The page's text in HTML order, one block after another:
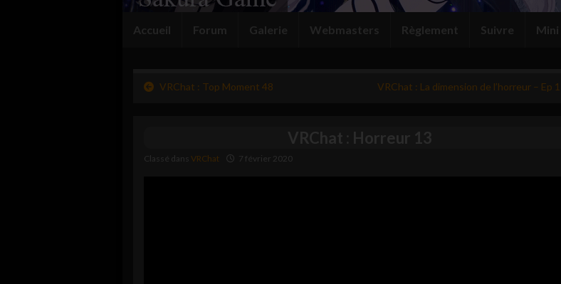
Accueil Forum Galerie Webmasters Règlement Suivre Mini
VRChat : Top Moment 48 VRChat : La dimension de l’horreur – Ep 1
VRChat : Horreur 13
Classé dans VRChat 7 février 2020